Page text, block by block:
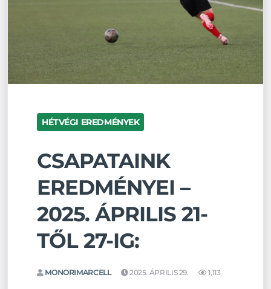
HÉTVÉGI EREDMÉNYEK
CSAPATAINK
EREDMÉNYEI –
2025. ÁPRILIS 21-
TŐL 27-IG:
MONORIMARCELL 2025. ÁPRILIS 29. 1,113